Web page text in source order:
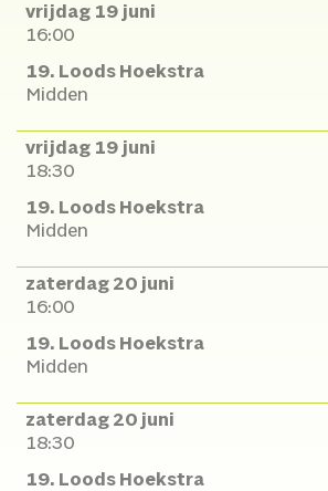
vrijdag 19 juni
16:00
19. Loods Hoekstra
Midden
vrijdag 19 juni
18:30
19. Loods Hoekstra
Midden
zaterdag 20 juni
16:00
19. Loods Hoekstra
Midden
zaterdag 20 juni
18:30
19. Loods Hoekstra